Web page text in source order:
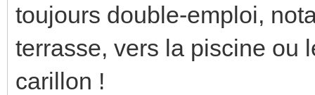
toujours double-emploi,
terrasse, vers la piscine ou
carillon !